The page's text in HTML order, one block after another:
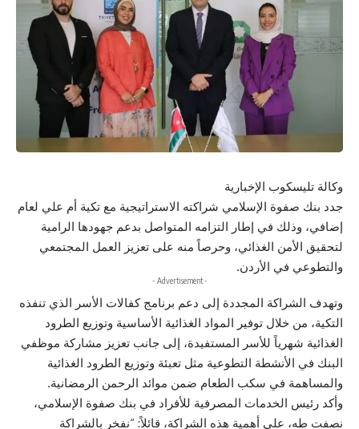
وكالة تليسكوب الإخبارية
جدد بنك صفوة الإسلامي شراكته الاستراتيجية مع تكية أم علي لعام
إضافي، وذلك في إطار التزامه المتواصل بدعم جهودها الرامية
لتحقيق الأمن الغذائي، وحرصاً منه على تعزيز العمل المجتمعي
والتطوعي في الأردن.
- Advertisement -
وتهدف الشراكة المجددة إلى دعم برنامج كفالات الأسر الذي تنفذه
التكية، من خلال توفير المواد الغذائية الأساسية وتوزيع الطرود
الغذائية شهرياً للأسر المستفيدة، إلى جانب تعزيز مشاركة موظفي
البنك في الأنشطة التطوعية مثل تعبئة وتوزيع الطرود الغذائية
والمساهمة في سكب الطعام ضمن موائد الرحمن الرمضانية.
وأكد رئيس الخدمات المصرفية للأفراد في بنك صفوة الإسلامي،
نصفت طه، على أهمية هذه الشراكة، قائلاً: “نفخر بالشراكة